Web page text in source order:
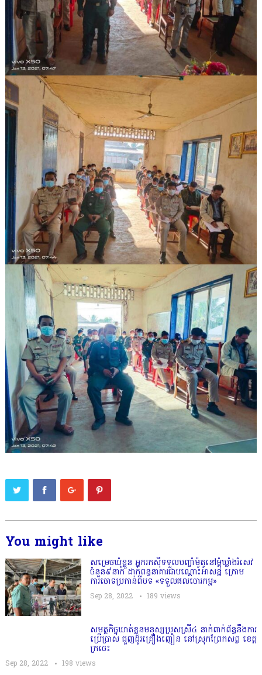
You might like
សម្រេចឃុំខ្លួន អ្នករកស៊ីទទួលបញ្ចាំម៉ូតូនៅម្តុំឃ្លាំងរំសេវ
ចំនួន៩នាក់ ដាក់ពន្ធនាគារជាបណ្ដោះអាសន្ន ក្រោម
ការចោទប្រកាន់ពីបទ «ទទួលផលចោរកម្ម»
Sep 28, 2022 189 views
សមត្ថកិច្ចឃាត់ខ្លួនមនុស្សប្រុសស្រី៤ នាក់ពាក់ព័ន្ធនឹងការ
ប្រើប្រាស់ ជួញដូរគ្រឿងញៀន នៅស្រុកព្រែកសព្វ ខេត្ត
ក្រចេះ
Sep 28, 2022 198 views